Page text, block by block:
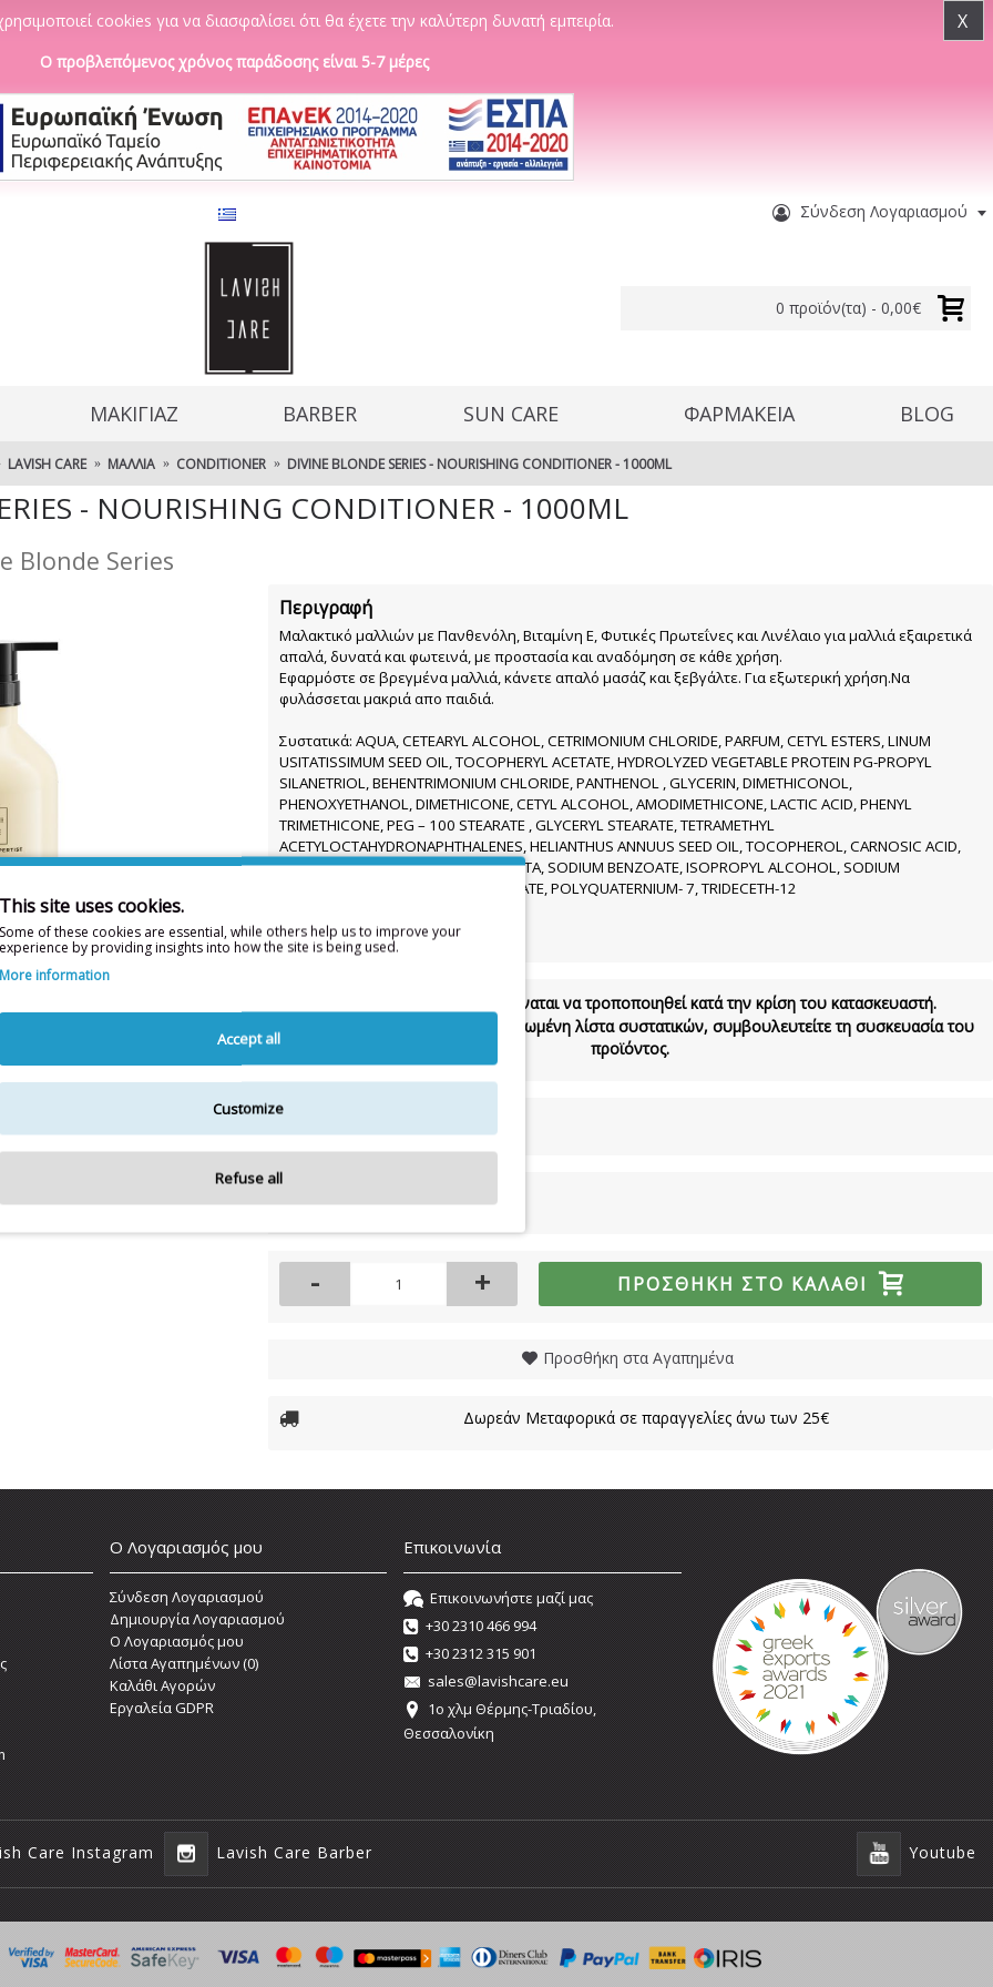
cookies για να διασφαλίσει ότι θα έχετε την καλύτερη δυνατή εμπειρία. X
Ο προβλεπόμενος χρόνος παράδοσης είναι 5-7 μέρες
Σύνδεση Λογαριασμού
0 προϊόν(τα) - 0,00€
ΜΑΚΙΓΙΑΖ BARBER SUN CARE ΦΑΡΜΑΚΕΙΑ BLOG
LAVISH CARE ΜΑΛΛΙΆ CONDITIONER DIVINE BLONDE SERIES - NOURISHING CONDITIONER - 1000ML
- NOURISHING CONDITIONER - 1000ML
Blonde Series
Περιγραφή
Μαλακτικό μαλλιών με Πανθενόλη, Βιταμίνη Ε, Φυτικές Πρωτεΐνες και Λινέλαιο για μαλλιά εξαιρετικά
απαλά, δυνατά και φωτεινά, με προστασία και αναδόμηση σε κάθε χρήση.
Εφαρμόστε σε βρεγμένα μαλλιά, κάνετε απαλό μασάζ και ξεβγάλτε. Για εξωτερική χρήση.Να
φυλάσσεται μακριά απο παιδιά.
Συστατικά: AQUA, CETEARYL ALCOHOL, CETRIMONIUM CHLORIDE, PARFUM, CETYL ESTERS, LINUM
USITATISSIMUM SEED OIL, TOCOPHERYL ACETATE, HYDROLYZED VEGETABLE PROTEIN PG-PROPYL
SILANETRIOL, BEHENTRIMONIUM CHLORIDE, PANTHENOL , GLYCERIN, DIMETHICONOL,
PHENOXYETHANOL, DIMETHICONE, CETYL ALCOHOL, AMODIMETHICONE, LACTIC ACID, PHENYL
TRIMETHICONE, PEG – 100 STEARATE , GLYCERYL STEARATE, TETRAMETHYL
ACETYLOCTAHYDRONAPHTHALENES, HELIANTHUS ANNUUS SEED OIL, TOCOPHEROL, CARNOSIC ACID,
POTASSIUM SORBATE, DISODIUM EDTA, SODIUM BENZOATE, ISOPROPYL ALCOHOL, SODIUM
HYDROXIDE, TRIMETHYLSILOXYSILICATE, POLYQUATERNIUM- 7, TRIDECETH-12
1000mL
Η λίστα συστατικών δύναται να τροποποιηθεί κατά την κρίση του κατασκευαστή.
Για την πιο πλήρη και ενημερωμένη λίστα συστατικών, συμβουλευτείτε τη συσκευασία του
προϊόντος.
28,00€
- + ΠΡΟΣΘΉΚΗ ΣΤΟ ΚΑΛΆΘΙ
Προσθήκη στα Αγαπημένα
Δωρεάν Μεταφορικά σε παραγγελίες άνω των 25€
Ο Λογαριασμός μου
Σύνδεση Λογαριασμού
Δημιουργία Λογαριασμού
O Λογαριασμός μου
Λίστα Αγαπημένων (0)
Καλάθι Αγορών
Εργαλεία GDPR
Επικοινωνία
Επικοινωνήστε μαζί μας
+30 2310 466 994
+30 2312 315 901
sales@lavishcare.eu
1o χλμ Θέρμης-Τριαδίου,
Θεσσαλονίκη
Care Instagram Lavish Care Barber Youtube
This site uses cookies.
Some of these cookies are essential, while others help us to improve your
experience by providing insights into how the site is being used.
More information
Accept all
Customize
Refuse all